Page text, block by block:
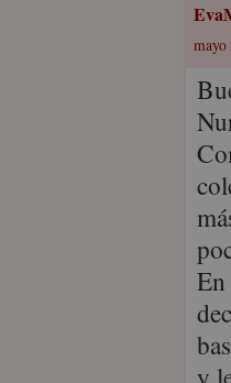
mayo